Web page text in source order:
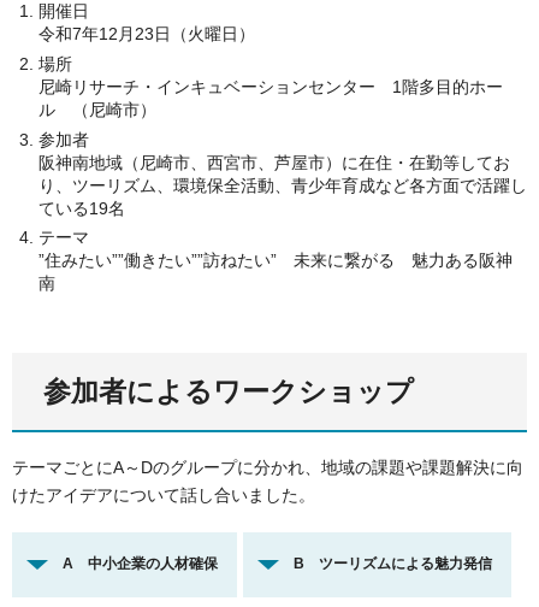
開催日
令和7年12月23日（火曜日）
場所
尼崎リサーチ・インキュベーションセンター 1階多目的ホー
ル （尼崎市）
参加者
阪神南地域（尼崎市、西宮市、芦屋市）に在住・在勤等してお
り、ツーリズム、環境保全活動、青少年育成など各方面で活躍し
ている19名
テーマ
”住みたい””働きたい””訪ねたい” 未来に繋がる 魅力ある阪神
南
参加者によるワークショップ
テーマごとにA～Dのグループに分かれ、地域の課題や課題解決に向
けたアイデアについて話し合いました。
A 中小企業の人材確保 B ツーリズムによる魅力発信